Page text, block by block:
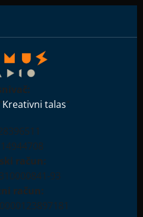
Kreativni talas"
račun:
93
račun: